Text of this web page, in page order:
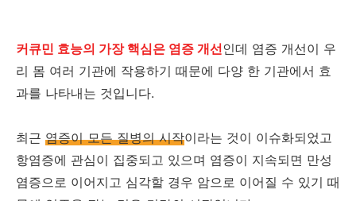
커큐민 효능의 가장 핵심은 염증 개선인데 염증 개선이 우
리 몸 여러 기관에 작용하기 때문에 다양 한 기관에서 효
과를 나타내는 것입니다.
최근 염증이 모든 질병의 시작이라는 것이 이슈화되었고
항염증에 관심이 집중되고 있으며 염증이 지속되면 만성
염증으로 이어지고 심각할 경우 암으로 이어질 수 있기 때